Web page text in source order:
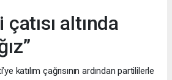
altında
katılım çağrısının ardından partililerle